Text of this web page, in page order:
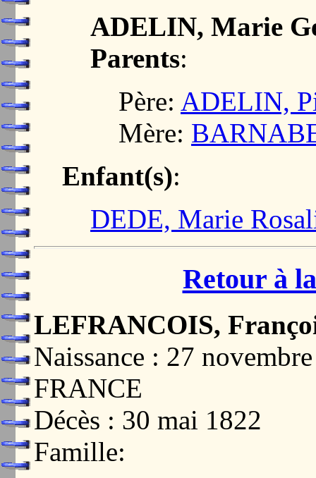
ADELIN, Marie
Parents:
Père: ADELIN,
Mère:
Enfant(s):
DEDE, Marie
Retour à
LEFRANCOIS,
Naissance : 27
FRANCE
Décès : 30 mai 1822
Famille: